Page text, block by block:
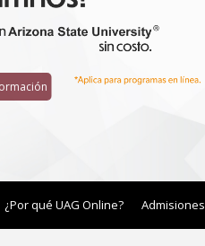
¿Por qué UAG Online? Admisiones